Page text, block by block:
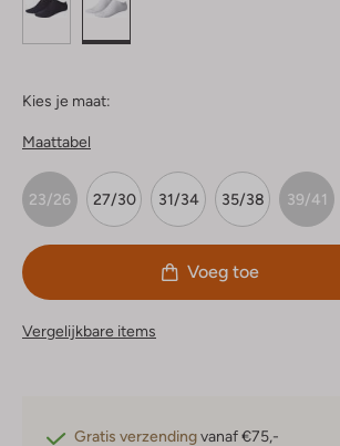
Kies je maat:
Maattabel
23/26 27/30 31/34 35/38 39/41
Voeg toe
Vergelijkbare items
Gratis verzendingvanaf €75,-